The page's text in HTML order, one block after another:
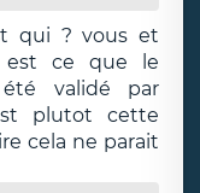
qui ? vous et
est ce que le
validé par
plutot cette
cela ne parait